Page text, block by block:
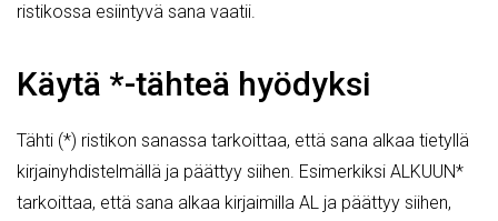
ristikossa esiintyvä sana vaatii.
Käytä *-tähteä hyödyksi
Tähti (*) ristikon sanassa tarkoittaa, että sana alkaa tietyllä
kirjainyhdistelmällä ja päättyy siihen. Esimerkiksi ALKUUN*
tarkoittaa, että sana alkaa kirjaimilla AL ja päättyy siihen,